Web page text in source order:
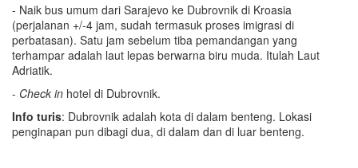
- Naik bus umum dari Sarajevo ke Dubrovnik di Kroasia
(perjalanan +/-4 jam, sudah termasuk proses imigrasi di
perbatasan). Satu jam sebelum tiba pemandangan yang
terhampar adalah laut lepas berwarna biru muda. Itulah Laut
Adriatik.
- Check in hotel di Dubrovnik.
Info turis: Dubrovnik adalah kota di dalam benteng. Lokasi
penginapan pun dibagi dua, di dalam dan di luar benteng.